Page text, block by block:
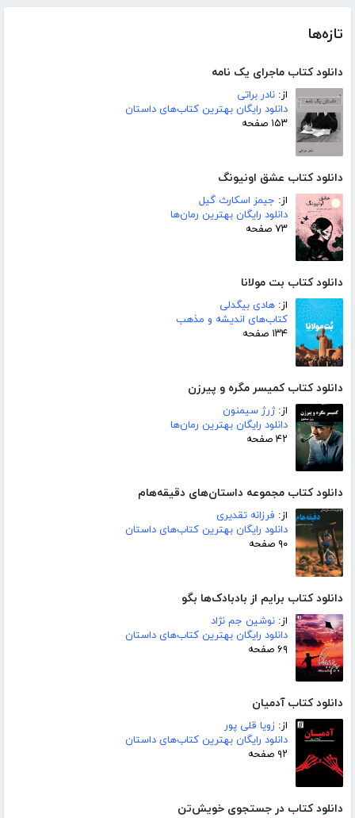
تازه‌ها
دانلود کتاب ماجرای یک نامه
از: نادر براتی
دانلود رایگان بهترین کتاب‌های داستان
۱۵۳ صفحه
دانلود کتاب عشق اونیونگ
از: جیمز اسکارث گیل
دانلود رایگان بهترین رمان‌ها
۷۳ صفحه
دانلود کتاب بت مولانا
از: هادی بیگدلی
کتاب‌های اندیشه و مذهب
۱۳۴ صفحه
دانلود کتاب کمیسر مگره و پیرزن
از:ژرژ سیمنون
دانلود رایگان بهترین رمان‌ها
۴۲ صفحه
دانلود کتاب مجموعه داستان‌های دقیقه‌هام
از: فرزانه تقدیری
دانلود رایگان بهترین کتاب‌های داستان
۹۰ صفحه
دانلود کتاب برایم از بادبادک‌ها بگو
از: نوشین جم نژاد
دانلود رایگان بهترین کتاب‌های داستان
۶۹ صفحه
دانلود کتاب آدمیان
از: زویا قلی پور
دانلود رایگان بهترین کتاب‌های داستان
۹۲ صفحه
دانلود کتاب در جستجوی خویش‌تن